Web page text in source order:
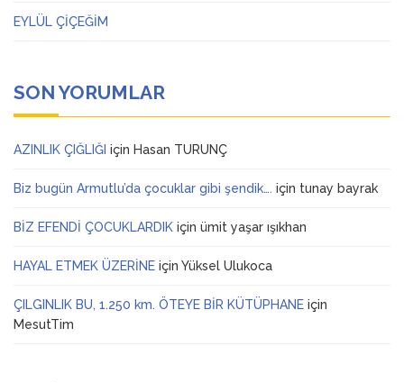
EYLÜL ÇİÇEĞİM
SON YORUMLAR
AZINLIK ÇIĞLIĞI için Hasan TURUNÇ
Biz bugün Armutlu’da çocuklar gibi şendik…. için tunay bayrak
BİZ EFENDİ ÇOCUKLARDIK için ümit yaşar ışıkhan
HAYAL ETMEK ÜZERİNE için Yüksel Ulukoca
ÇILGINLIK BU, 1.250 km. ÖTEYE BİR KÜTÜPHANE için
MesutTim